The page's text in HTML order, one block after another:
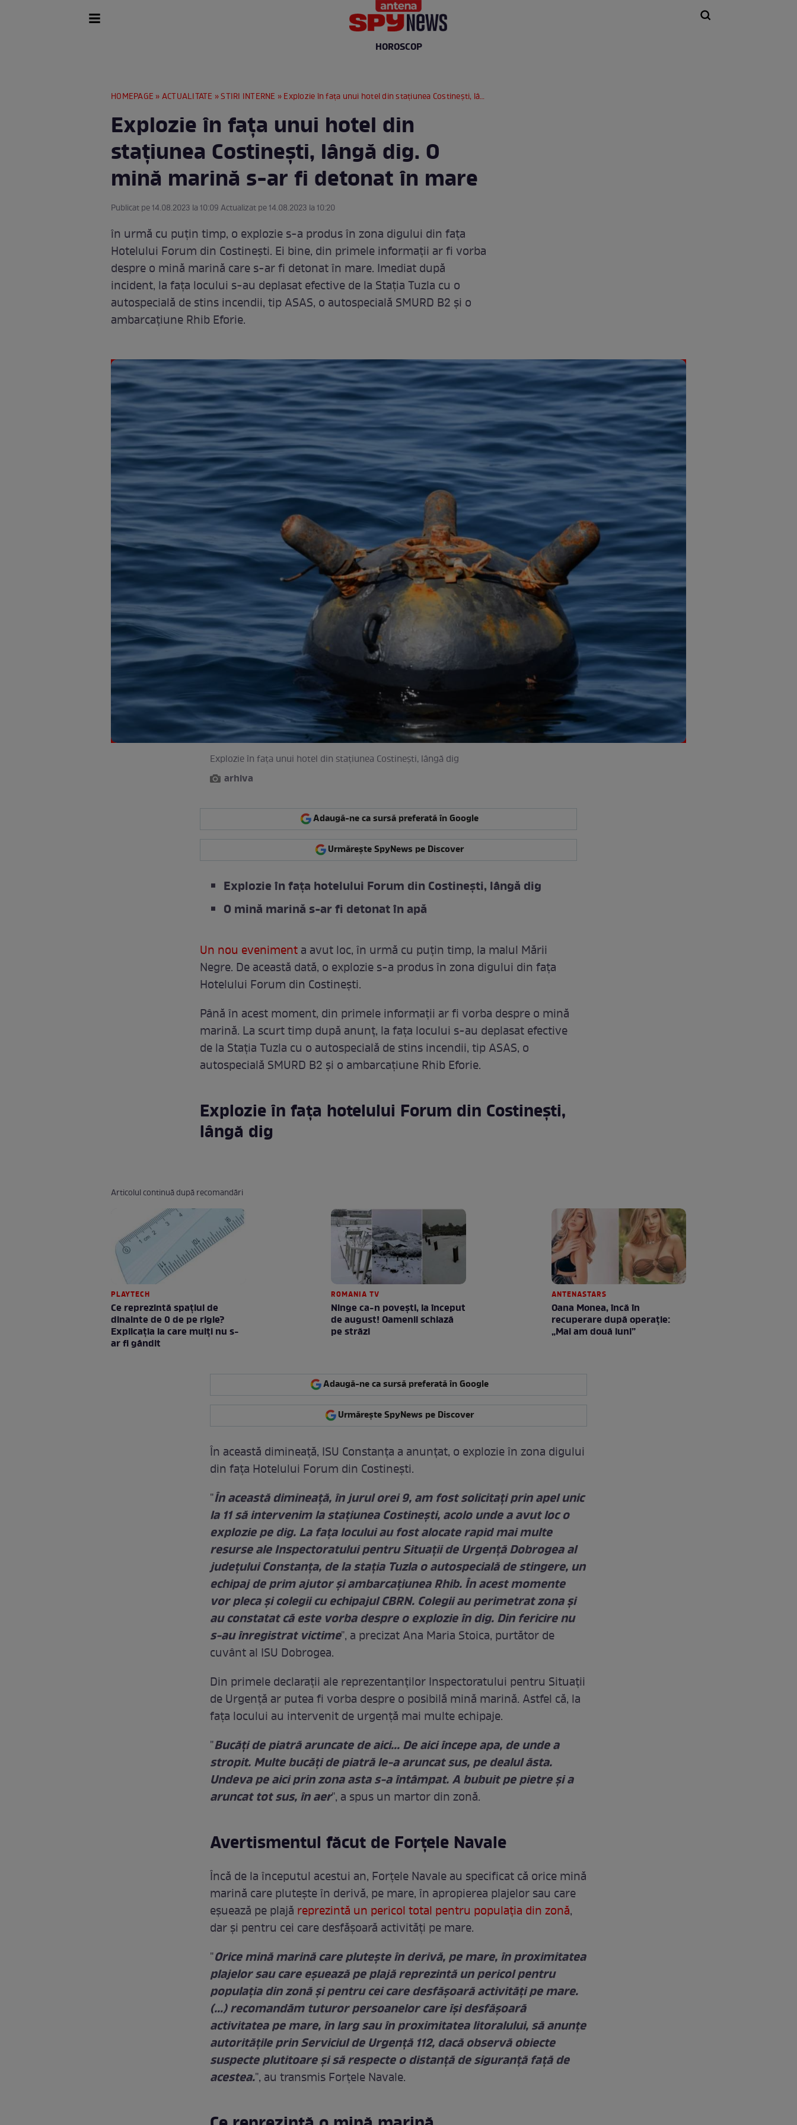
HOROSCOP
HOMEPAGE »ACTUALITATE »STIRI INTERNE » Explozie în fața unui hotel din stațiunea Costinești, lângă dig. O mină marină s-ar fi detonat în mare
Explozie în fața unui hotel din
stațiunea Costinești, lângă dig. O
mină marină s-ar fi detonat în mare
Publicat pe 14.08.2023 la 10:09 Actualizat pe 14.08.2023 la 10:20
în urmă cu puțin timp, o explozie s-a produs în zona digului din fața
Hotelului Forum din Costinești. Ei bine, din primele informații ar fi vorba
despre o mină marină care s-ar fi detonat în mare. Imediat după
incident, la fața locului s-au deplasat efective de la Stația Tuzla cu o
autospecială de stins incendii, tip ASAS, o autospecială SMURD B2 și o
ambarcaţiune Rhib Eforie.
Explozie în fața unui hotel din stațiunea Costinești, lângă dig
arhiva
Adaugă-ne ca sursă preferată în Google
Urmărește SpyNews pe Discover
Explozie în fața hotelului Forum din Costinești, lângă dig
O mină marină s-ar fi detonat în apă
Un nou evenimenta avut loc, în urmă cu puțin timp, la malul Mării
Negre. De această dată, o explozie s-a produs în zona digului din fața
Hotelului Forum din Costinești.
Până în acest moment, din primele informații ar fi vorba despre o mină
marină. La scurt timp după anunț, la fața locului s-au deplasat efective
de la Stația Tuzla cu o autospecială de stins incendii, tip ASAS, o
autospecială SMURD B2 și o ambarcaţiune Rhib Eforie.
Explozie în fața hotelului Forum din Costinești,
lângă dig
Articolul continuă după recomandări
PLAYTECH
Ce reprezintă spaţiul de
dinainte de 0 de pe rigle?
Explicaţia la care mulţi nu s-
ar fi gândit
ROMANIA TV
Ninge ca-n povești, la început
de august! Oamenii schiază
pe străzi
ANTENASTARS
Oana Monea, încă în
recuperare după operație:
„Mai am două luni”
Adaugă-ne ca sursă preferată în Google
Urmărește SpyNews pe Discover
În această dimineață, ISU Constanţa a anunțat, o explozie în zona digului
din faţa Hotelului Forum din Costineşti.
"În această dimineață, în jurul orei 9, am fost solicitați prin apel unic
la 11 să intervenim la stațiunea Costinești, acolo unde a avut loc o
explozie pe dig. La fața locului au fost alocate rapid mai multe
resurse ale Inspectoratului pentru Situații de Urgență Dobrogea al
județului Constanța, de la stația Tuzla o autospecială de stingere, un
echipaj de prim ajutor și ambarcațiunea Rhib. În acest momente
vor pleca și colegii cu echipajul CBRN. Colegii au perimetrat zona și
au constatat că este vorba despre o explozie în dig. Din fericire nu
s-au înregistrat victime", a precizat Ana Maria Stoica, purtător de
cuvânt al ISU Dobrogea.
Din primele declarații ale reprezentanților Inspectoratului pentru Situații
de Urgență ar putea fi vorba despre o posibilă mină marină. Astfel că, la
faţa locului au intervenit de urgență mai multe echipaje.
"Bucăți de piatră aruncate de aici... De aici începe apa, de unde a
stropit. Multe bucăți de piatră le-a aruncat sus, pe dealul ăsta.
Undeva pe aici prin zona asta s-a întâmpat. A bubuit pe pietre și a
aruncat tot sus, în aer", a spus un martor din zonă.
Avertismentul făcut de Forțele Navale
Încă de la începutul acestui an, Forțele Navale au specificat că orice mină
marină care pluteşte în derivă, pe mare, în apropierea plajelor sau care
eşuează pe plajă reprezintă un pericol total pentru populaţia din zonă,
dar şi pentru cei care desfăşoară activităţi pe mare.
"Orice mină marină care pluteşte în derivă, pe mare, în proximitatea
plajelor sau care eşuează pe plajă reprezintă un pericol pentru
populaţia din zonă şi pentru cei care desfăşoară activităţi pe mare.
(...) recomandăm tuturor persoanelor care îşi desfăşoară
activitatea pe mare, în larg sau în proximitatea litoralului, să anunţe
autorităţile prin Serviciul de Urgenţă 112, dacă observă obiecte
suspecte plutitoare şi să respecte o distanţă de siguranţă faţă de
acestea.", au transmis Forţele Navale.